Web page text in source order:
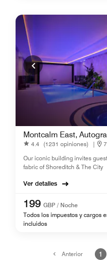
Montcalm East,
4.4 (1231 opiniones) |
Our iconic building invites
fabric of Shoreditch & The City
Ver detalles
199 GBP / Noche
Todos los impuestos y cargos
incluidos
Anterior 1